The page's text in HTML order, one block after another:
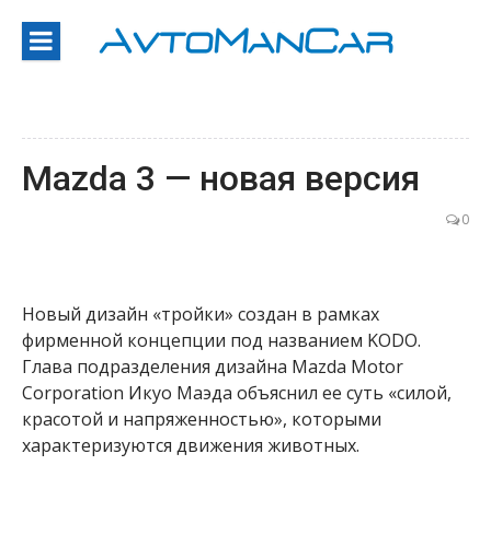
содержанию
Mazda 3 — новая версия
0
Новый дизайн «тройки» создан в рамках
фирменной концепции под названием KODO.
Глава подразделения дизайна Mazda Motor
Corporation Икуо Маэда объяснил ее суть «силой,
красотой и напряженностью», которыми
характеризуются движения животных.